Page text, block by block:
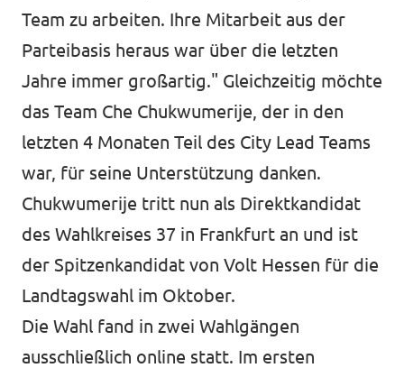
Team zu arbeiten. Ihre Mitarbeit aus der
Parteibasis heraus war über die letzten
Jahre immer großartig." Gleichzeitig möchte
das Team Che Chukwumerije, der in den
letzten 4 Monaten Teil des City Lead Teams
war, für seine Unterstützung danken.
Chukwumerije tritt nun als Direktkandidat
des Wahlkreises 37 in Frankfurt an und ist
der Spitzenkandidat von Volt Hessen für die
Landtagswahl im Oktober.
Die Wahl fand in zwei Wahlgängen
ausschließlich online statt. Im ersten